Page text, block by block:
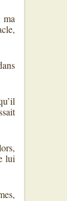
ma
lui